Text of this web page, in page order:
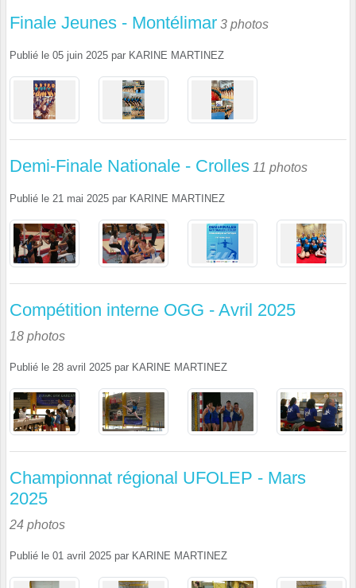
Finale Jeunes - Montélimar 3 photos
Publié le 05 juin 2025 par KARINE MARTINEZ
Demi-Finale Nationale - Crolles 11 photos
Publié le 21 mai 2025 par KARINE MARTINEZ
Compétition interne OGG - Avril 2025
18 photos
Publié le 28 avril 2025 par KARINE MARTINEZ
Championnat régional UFOLEP - Mars
2025
24 photos
Publié le 01 avril 2025 par KARINE MARTINEZ